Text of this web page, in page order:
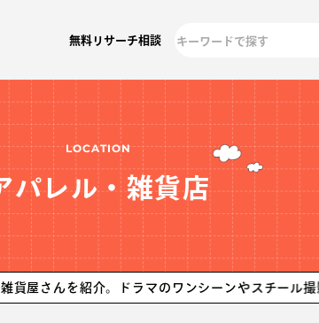
無料リサーチ相談
LOCATION
パレル・雑貨店
紹介。ドラマのワンシーンやスチール撮影までお